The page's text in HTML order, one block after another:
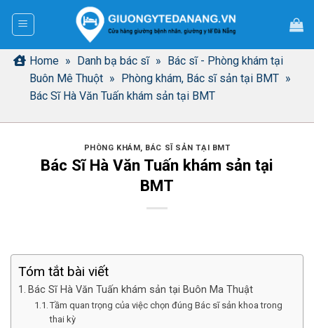
dung Home » Danh bạ bác sĩ » Bác sĩ - Phòng khám tại
Buôn Mê Thuột » Phòng khám, Bác sĩ sản tại BMT »
Bác Sĩ Hà Văn Tuấn khám sản tại BMT
PHÒNG KHÁM, BÁC SĨ SẢN TẠI BMT
Bác Sĩ Hà Văn Tuấn khám sản tại
BMT
Tóm tắt bài viết
Bác Sĩ Hà Văn Tuấn khám sản tại Buôn Ma Thuật
Tầm quan trọng của việc chọn đúng Bác sĩ sản khoa trong
thai kỳ